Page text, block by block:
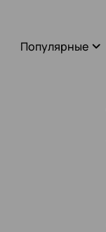
Популярные